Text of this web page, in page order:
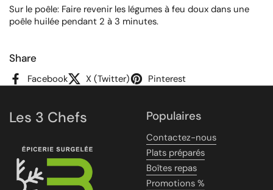
Sur le poêle: Faire revenir les légumes à feu doux dans une
poêle huilée pendant 2 à 3 minutes.
Share
Facebook X (Twitter) Pinterest
Les 3 Chefs Populaires
Contactez-nous
Plats préparés
Boîtes repas
Promotions %